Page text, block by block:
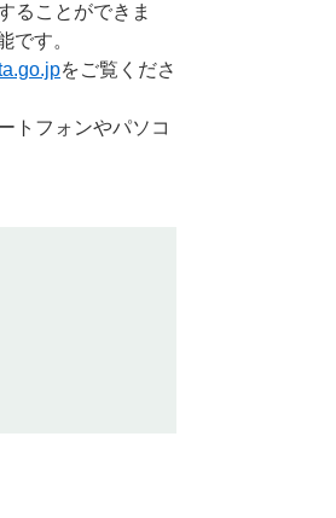
ることができま
です。
をご覧くださ
トフォンやパソコ